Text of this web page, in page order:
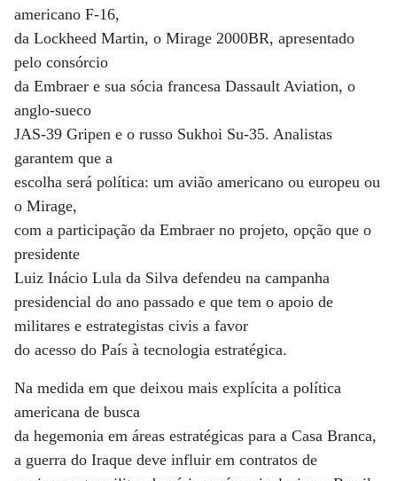
americano F-16,
da Lockheed Martin, o Mirage 2000BR, apresentado
pelo consórcio
da Embraer e sua sócia francesa Dassault Aviation, o
anglo-sueco
JAS-39 Gripen e o russo Sukhoi Su-35. Analistas
garantem que a
escolha será política: um avião americano ou europeu ou
o Mirage,
com a participação da Embraer no projeto, opção que o
presidente
Luiz Inácio Lula da Silva defendeu na campanha
presidencial do ano passado e que tem o apoio de
militares e estrategistas civis a favor
do acesso do País à tecnologia estratégica.
Na medida em que deixou mais explícita a política
americana de busca
da hegemonia em áreas estratégicas para a Casa Branca,
a guerra do Iraque deve influir em contratos de